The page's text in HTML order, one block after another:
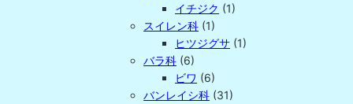
イチジク (1)
スイレン科 (1)
ヒツジグサ (1)
バラ科 (6)
ビワ (6)
バンレイシ科 (31)